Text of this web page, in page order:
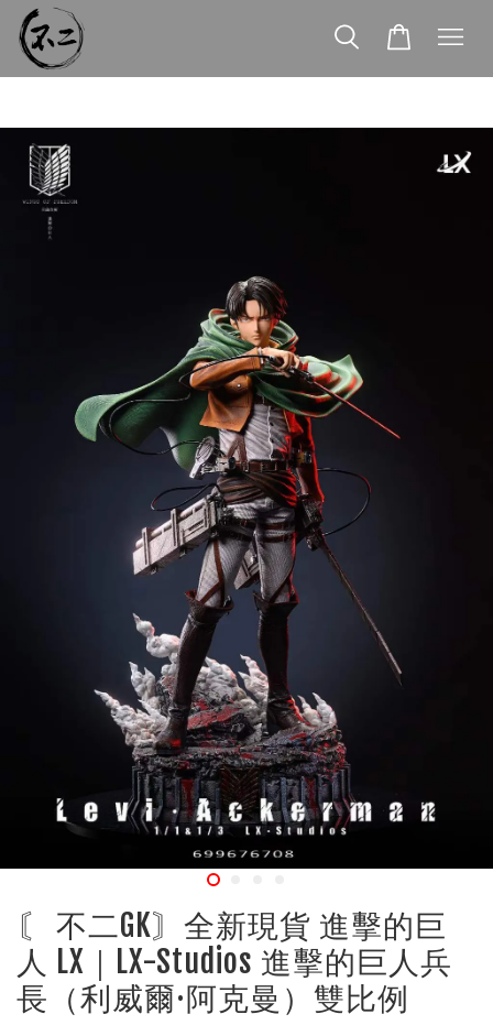
〘 不二GK〙全新現貨 進擊的巨
人 LX｜LX-Studios 進擊的巨人兵
長（利威爾·阿克曼）雙比例